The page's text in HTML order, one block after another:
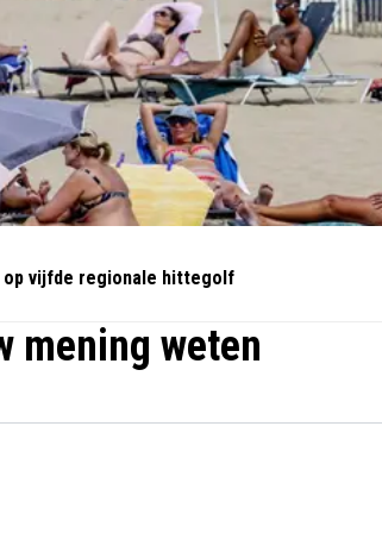
op vijfde regionale hittegolf
mening weten